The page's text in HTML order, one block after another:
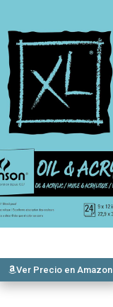
Ver Precio en Amazon